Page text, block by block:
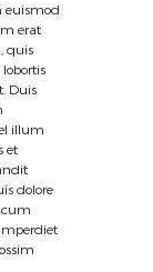
euismod
erat
quis
Duis
illum
et
dolore
cum